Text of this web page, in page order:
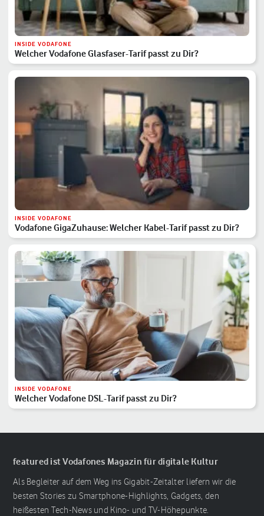
INSIDE VODAFONE
Welcher Vodafone Glasfaser-Tarif passt zu Dir?
INSIDE VODAFONE
Vodafone GigaZuhause: Welcher Kabel-Tarif passt zu Dir?
INSIDE VODAFONE
Welcher Vodafone DSL-Tarif passt zu Dir?
featured ist Vodafones Magazin für digitale Kultur
Als Begleiter auf dem Weg ins Gigabit-Zeitalter liefern wir die
besten Stories zu Smartphone-Highlights, Gadgets, den
heißesten Tech-News und Kino- und TV-Höhepunkte.